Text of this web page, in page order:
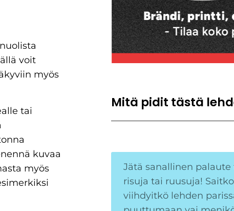
voit
myös
tai
kuvaa
myös
Mitä pidit tästä